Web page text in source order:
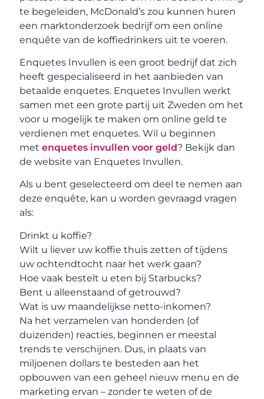
te begeleiden, McDonald’s zou kunnen huren
een marktonderzoek bedrijf om een online
enquête van de koffiedrinkers uit te voeren.
Enquetes Invullen is een groot bedrijf dat zich
heeft gespecialiseerd in het aanbieden van
betaalde enquetes. Enquetes Invullen werkt
samen met een grote partij uit Zweden om het
voor u mogelijk te maken om online geld te
verdienen met enquetes. Wil u beginnen
metenquetes invullen voor geld? Bekijk dan
de website van Enquetes Invullen.
Als u bent geselecteerd om deel te nemen aan
deze enquête, kan u worden gevraagd vragen
als:
Drinkt u koffie?
Wilt u liever uw koffie thuis zetten of tijdens
uw ochtendtocht naar het werk gaan?
Hoe vaak bestelt u eten bij Starbucks?
Bent u alleenstaand of getrouwd?
Wat is uw maandelijkse netto-inkomen?
Na het verzamelen van honderden (of
duizenden) reacties, beginnen er meestal
trends te verschijnen. Dus, in plaats van
miljoenen dollars te besteden aan het
opbouwen van een geheel nieuw menu en de
marketing ervan – zonder te weten of de